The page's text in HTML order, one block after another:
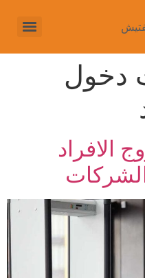
دخول
الافراد